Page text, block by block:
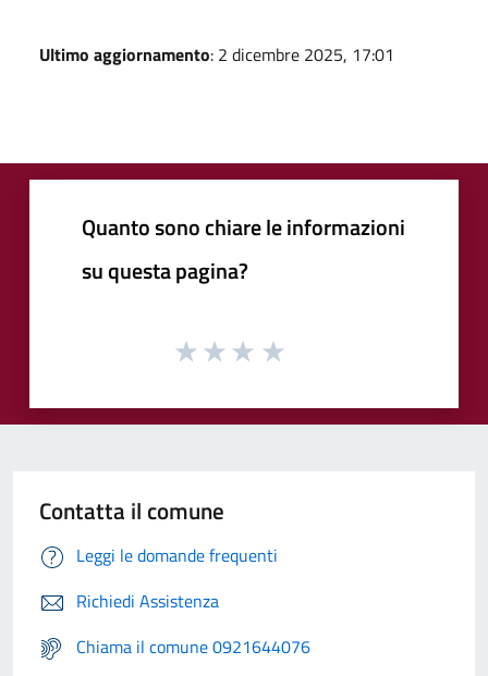
Ultimo aggiornamento: 2 dicembre 2025, 17:01
Quanto sono chiare le informazioni
su questa pagina?
Contatta il comune
Leggi le domande frequenti
Richiedi Assistenza
Chiama il comune 0921644076